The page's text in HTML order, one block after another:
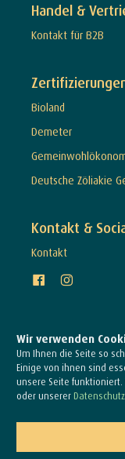
Handel &
Kontakt für B2B
Bioland
Demeter
Deutsche Zöliakie
Kontakt &
Kontakt
Wir verwenden
Um Ihnen die Seite so
Einige von ihnen sind
unsere Seite funktioniert.
oder unserer